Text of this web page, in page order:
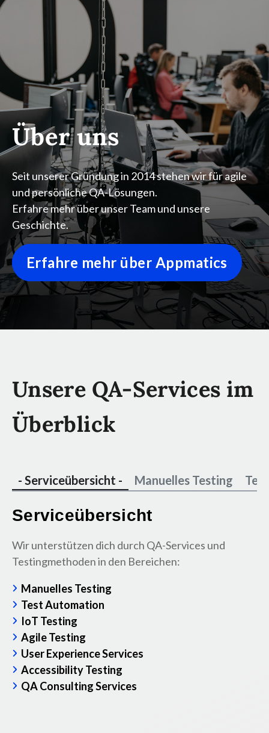
Über uns
Seit unserer Gründung in 2014 stehen wir für agile
und persönliche QA-Lösungen.
Erfahre mehr über unser Team und unsere
Geschichte.
Erfahre mehr über Appmatics
Unsere QA-Services im
Überblick
- Serviceübersicht - Manuelles Testing
Serviceübersicht
Wir unterstützen dich durch QA-Services und
Testingmethoden in den Bereichen:
Manuelles Testing
Test Automation
IoT Testing
Agile Testing
User Experience Services
Accessibility Testing
QA Consulting Services